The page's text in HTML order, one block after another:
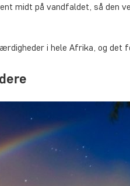
midt på vandfaldet, så den
i hele Afrika, og det